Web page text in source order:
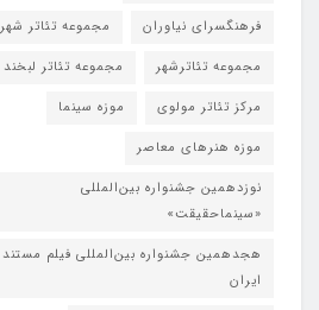
فرهنگسرای نیاوران
مجموعه تئاتر شهر
مجموعه تئاترشهر
مجموعه تئاتر لبخند
مرکز تئاتر مولوی
موزه سینما
موزه هنرهای معاصر
نوزدهمین جشنواره بین‌المللی
«سینماحقیقت»
هجدهمین جشنواره بین‌المللی فیلم مستند
ایران